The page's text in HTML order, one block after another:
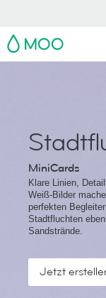
MOO
MiniCards
Klare Linien,
Weiß-Bilder
perfekten
Stadtfluchten
Sandstrände.
Jetzt